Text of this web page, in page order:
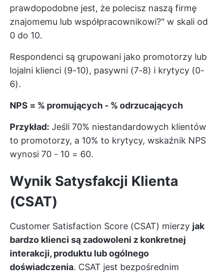
prawdopodobne jest, że polecisz naszą firmę
znajomemu lub współpracownikowi?" w skali od
0 do 10.
Respondenci są grupowani jako promotorzy lub
lojalni klienci (9-10), pasywni (7-8) i krytycy (0-
6).
NPS = % promujących - % odrzucających
Przykład: Jeśli 70% niestandardowych klientów
to promotorzy, a 10% to krytycy, wskaźnik NPS
wynosi 70 - 10 = 60.
Wynik Satysfakcji Klienta
(CSAT)
Customer Satisfaction Score (CSAT) mierzy jak
bardzo klienci są zadowoleni z konkretnej
interakcji, produktu lub ogólnego
doświadczenia. CSAT jest bezpośrednim